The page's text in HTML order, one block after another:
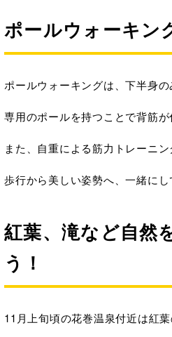
ポールウォーキン
ポールウォーキングは、下半身
専用のポールを持つことで背筋が
また、 自重による筋力トレーニ
歩行から美しい姿勢へ、一緒にし
紅葉、滝など自然
う！
11月上旬頃の花巻温泉付近は紅葉